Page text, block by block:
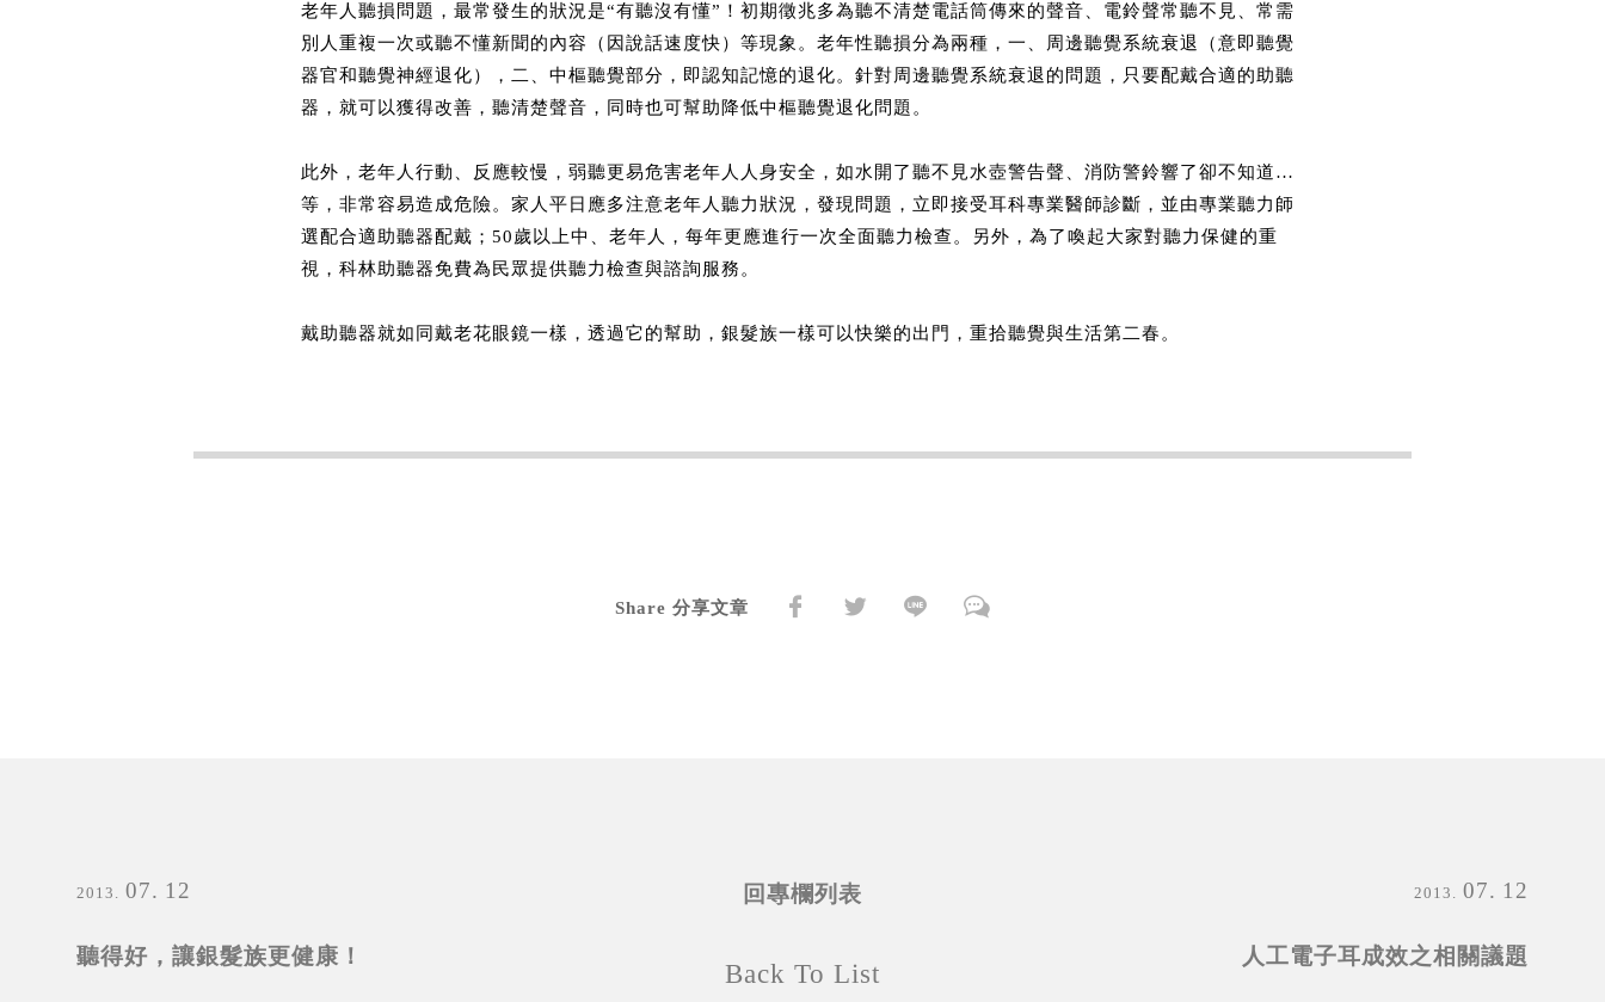
老年人聽損問題，最常發生的狀況是“有聽沒有懂”！初期徵兆多為聽不清楚電話筒傳來的聲音、電鈴聲常聽不見、常需
別人重複一次或聽不懂新聞的內容（因說話速度快）等現象。老年性聽損分為兩種，一、周邊聽覺系統衰退（意即聽覺
器官和聽覺神經退化），二、中樞聽覺部分，即認知記憶的退化。針對周邊聽覺系統衰退的問題，只要配戴合適的助聽
器，就可以獲得改善，聽清楚聲音，同時也可幫助降低中樞聽覺退化問題。
此外，老年人行動、反應較慢，弱聽更易危害老年人人身安全，如水開了聽不見水壺警告聲、消防警鈴響了卻不知道…
等，非常容易造成危險。家人平日應多注意老年人聽力狀況，發現問題，立即接受耳科專業醫師診斷，並由專業聽力師
選配合適助聽器配戴；50歲以上中、老年人，每年更應進行一次全面聽力檢查。另外，為了喚起大家對聽力保健的重
視，科林助聽器免費為民眾提供聽力檢查與諮詢服務。
戴助聽器就如同戴老花眼鏡一樣，透過它的幫助，銀髮族一樣可以快樂的出門，重拾聽覺與生活第二春。
Share 分享文章
2013 07 12
聽得好，讓銀髮族更健康！
回專欄列表
Back To List
2013 07 12
人工電子耳成效之相關議題